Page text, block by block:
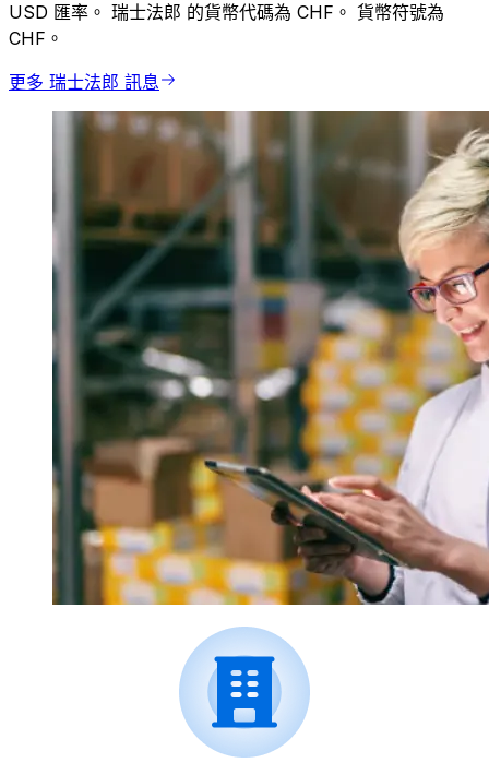
USD 匯率。 瑞士法郎 的貨幣代碼為 CHF。 貨幣符號為
CHF。
更多 瑞士法郎 訊息